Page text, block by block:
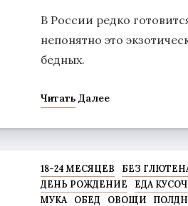
В России редко
непонятно это
бедных.
Читать Далее
18-24 МЕСЯЦЕВ БЕЗ
ДЕНЬ РОЖДЕНИЕ
ЕДА
МУКА
ОБЕД ОВОЩИ